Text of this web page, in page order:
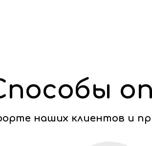
наших клиентов и